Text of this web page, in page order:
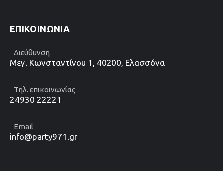
ΕΠΙΚΟΙΝΩΝΊΑ
Διεύθυνση
Μεγ. Κωνσταντίνου 1, 40200, Ελασσόνα
Τηλ. επικοινωνίας
24930 22221
Email
info@party971.gr